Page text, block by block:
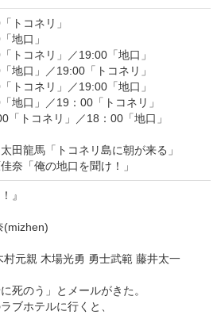
トコネリ」
地口」
トコネリ」／19:00「地口」
地口」／19:00「トコネリ」
トコネリ」／19:00「地口」
地口」／19：00「トコネリ」
「トコネリ」／18：00「地口」
田龍馬「トコネリ島に朝が来る」
奈「俺の地口を聞け！」
』
(mizhen)
村元親 木場光勇 勇士武範 藤井太一
死のう」とメールがきた。
ブホテルに行くと、